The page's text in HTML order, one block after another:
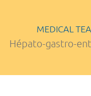
MEDICAL
Hépato-gastro-